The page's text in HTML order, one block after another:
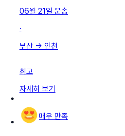
06월 21일 운송
·
부산 → 인천
최고
자세히 보기
매우 만족